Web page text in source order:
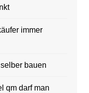
immer
bauen
qm darf man